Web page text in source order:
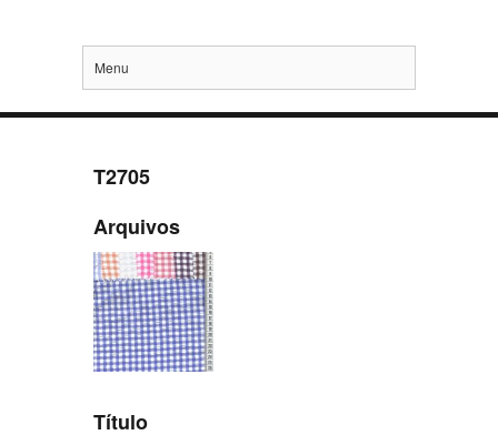
Menu
T2705
Arquivos
Título